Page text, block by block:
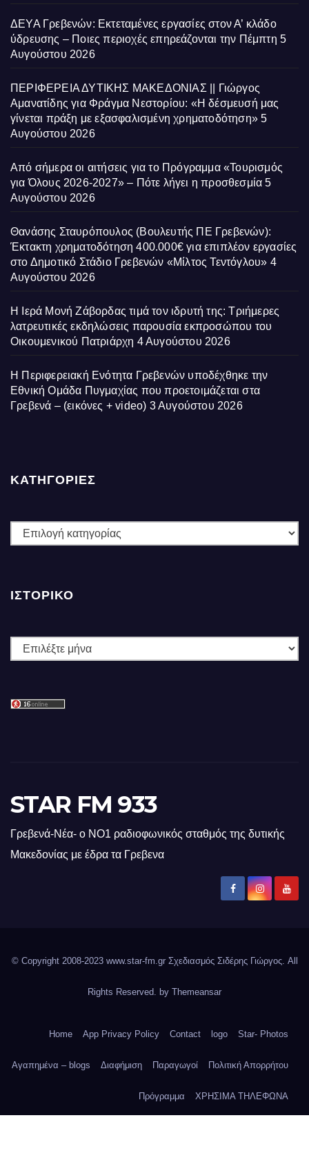
ΔΕΥΑ Γρεβενών: Εκτεταμένες εργασίες στον Α’ κλάδο
ύδρευσης – Ποιες περιοχές επηρεάζονται την Πέμπτη 5
Αυγούστου 2026
ΠΕΡΙΦΕΡΕΙΑ ΔΥΤΙΚΗΣ ΜΑΚΕΔΟΝΙΑΣ || Γιώργος
Αμανατίδης για Φράγμα Νεστορίου: «Η δέσμευσή μας
γίνεται πράξη με εξασφαλισμένη χρηματοδότηση» 5
Αυγούστου 2026
Από σήμερα οι αιτήσεις για το Πρόγραμμα «Τουρισμός
για Όλους 2026-2027» – Πότε λήγει η προσθεσμία 5
Αυγούστου 2026
Θανάσης Σταυρόπουλος (Βουλευτής ΠΕ Γρεβενών):
Έκτακτη χρηματοδότηση 400.000€ για επιπλέον εργασίες
στο Δημοτικό Στάδιο Γρεβενών «Μίλτος Τεντόγλου» 4
Αυγούστου 2026
Η Ιερά Μονή Ζάβορδας τιμά τον ιδρυτή της: Τριήμερες
λατρευτικές εκδηλώσεις παρουσία εκπροσώπου του
Οικουμενικού Πατριάρχη 4 Αυγούστου 2026
Η Περιφερειακή Ενότητα Γρεβενών υποδέχθηκε την
Εθνική Ομάδα Πυγμαχίας που προετοιμάζεται στα
Γρεβενά – (εικόνες + video) 3 Αυγούστου 2026
ΚΑΤΗΓΟΡΙΕΣ
ΚΑΤΗΓΟΡΙΕΣ
ΙΣΤΟΡΙΚΌ
Ιστορικό
STAR FM 933
Γρεβενά-Νέα- ο ΝΟ1 ραδιοφωνικός σταθμός της δυτικής
Μακεδονίας με έδρα τα Γρεβενα
© Copyright 2008-2023 www.star-fm.gr Σχεδιασμός Σιδέρης Γιώργος. All
Rights Reserved. by Themeansar
Home App Privacy Policy Contact logo Star- Photos
Αγαπημένα – blogs Διαφήμιση Παραγωγοί Πολιτική Απορρήτου
Πρόγραμμα ΧΡΗΣΙΜΑ ΤΗΛΕΦΩΝΑ